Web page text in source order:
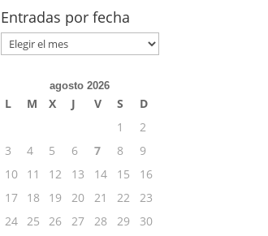
temas
Entradas por fecha
Entradas
por
agosto 2026
L M X J V S
D
1
2
3
4 5 6 7 8
9
10
11 12 13 14 15
16
17
18 19 20 21 22
23
24 25 26 27 28 29
30